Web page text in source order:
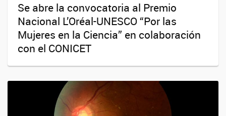
Se abre la convocatoria al Premio
Nacional L’Oréal-UNESCO “Por las
Mujeres en la Ciencia” en colaboración
con el CONICET